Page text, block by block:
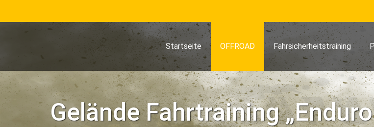
Startseite OFFROAD Fahrsicherheitstraining
Gelände Fahrtraining